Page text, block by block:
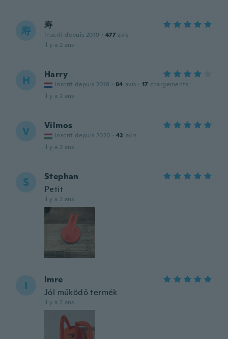
寿 寿
Inscrit depuis 2019 · 477 avis
il y a 2 ans
H Harry
Inscrit depuis 2018 · 84 avis · 17 chargements
il y a 2 ans
V Vilmos
Inscrit depuis 2020 · 42 avis
il y a 2 ans
S
Stephan
Petit
il y a 2 ans
I
Imre
Jól működő termék
il y a 2 ans